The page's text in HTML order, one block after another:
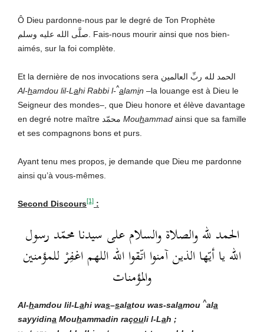
Ô Dieu pardonne-nous par le degré de Ton Prophète
صلَّى الله عليه وسلم. Fais-nous mourir ainsi que nos bien-
aimés, sur la foi complète.
Et la dernière de nos invocations sera الحمد لله ربِّ العالمين
Al-hamdou lil-L ahi Rabbi l-^alamin –la louange est à Dieu le
Seigneur des mondes–, que Dieu honore et élève davantage
Mouhammad ainsi que sa famille
et ses compagnons bons et purs.
Ayant tenu mes propos, je demande que Dieu me pardonne
ainsi qu’à vous-mêmes.
Second Discours[1] :
الحمد لله والصلاة والسلام على سيدنا محمّد رسول
الله يا أيّها الذين آمنوا اتّقوا الله اللهم اغفِرْ للمؤمنين
والمؤمنات
Al-hamdou lil-Lahi was–salatou was-salamou ^ala
sayyidina Mouhammadin raçouli l-Lah ;